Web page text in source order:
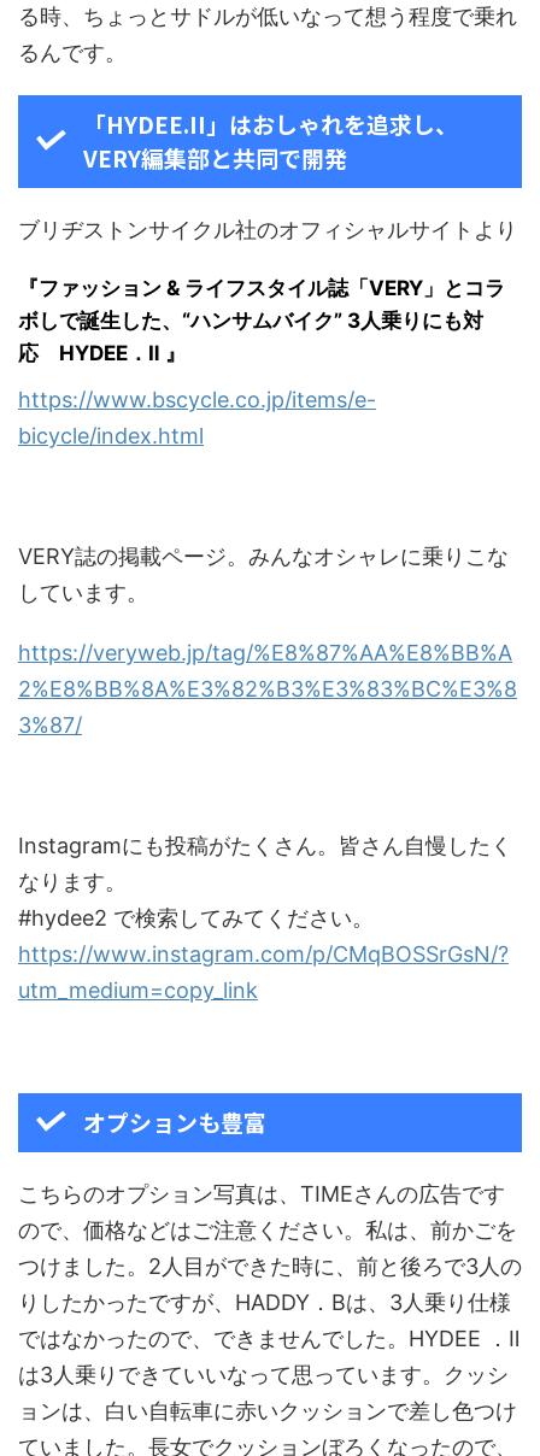
る時、ちょっとサドルが低いなって想う程度で乗れ
るんです。
「HYDEE.II」はおしゃれを追求し、
VERY編集部と共同で開発
ブリヂストンサイクル社のオフィシャルサイトより
『ファッション & ライフスタイル誌「VERY」とコラ
ボしで誕生した、“ハンサムバイク” 3人乗りにも対
応 HYDEE．Ⅱ 』
https://www.bscycle.co.jp/items/e-
bicycle/index.html
VERY誌の掲載ページ。みんなオシャレに乗りこな
しています。
https://veryweb.jp/tag/%E8%87%AA%E8%BB%A
2%E8%BB%8A%E3%82%B3%E3%83%BC%E3%8
3%87/
Instagramにも投稿がたくさん。皆さん自慢したく
なります。
#hydee2 で検索してみてください。
https://www.instagram.com/p/CMqBOSSrGsN/?
utm_medium=copy_link
オプションも豊富
こちらのオプション写真は、TIMEさんの広告です
ので、価格などはご注意ください。私は、前かごを
つけました。2人目ができた時に、前と後ろで3人の
りしたかったですが、HADDY．Bは、3人乗り仕様
ではなかったので、できませんでした。HYDEE ．Ⅱ
は3人乗りできていいなって思っています。クッシ
ョンは、白い自転車に赤いクッションで差し色つけ
ていました。長女でクッションぼろくなったので、